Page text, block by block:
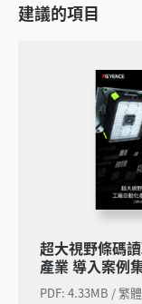
建議的項目
超大視野條碼
產業 導入案例
PDF: 4.33MB / 繁